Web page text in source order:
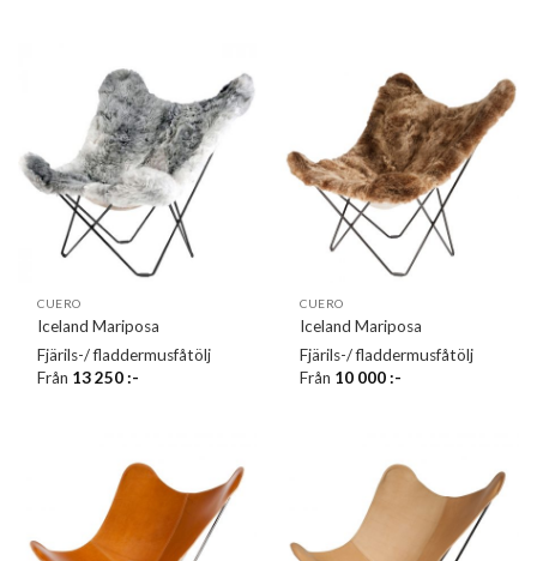
CUERO
Iceland Mariposa
Fjärils-/ fladdermusfåtölj
Från 13 250:-
CUERO
Iceland Mariposa
Fjärils-/ fladdermusfåtölj
Från 10 000:-